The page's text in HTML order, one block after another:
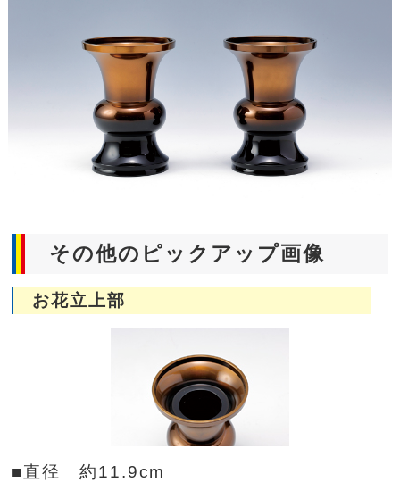
その他のピックアップ画像
お花立上部
■直径 約11.9cm